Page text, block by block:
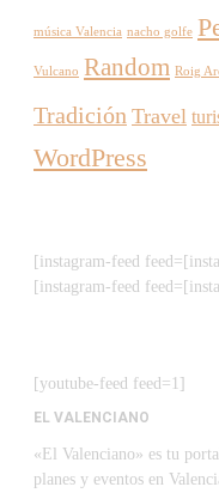
música Valencia nacho golfe
Vulcano Random Roig
Tradición Travel
WordPress
[instagram-feed
[instagram-feed
[youtube-feed feed=1]
EL VALENCIANO
«El Valenciano» es tu
planes y eventos en